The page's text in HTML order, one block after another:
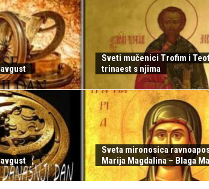
Sveti mučenici Trofim i
trinaest s njima
Sveta mironosica
Marija Magdalina – Blaga